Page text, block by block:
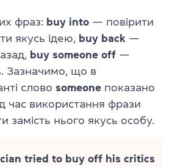
фраз: buy into — повірити
якусь ідею,
buy back —
buy someone off —
Зазначимо, що в
слово someone показано
час використання фрази
замість нього якусь особу.
tried to buy off his critics